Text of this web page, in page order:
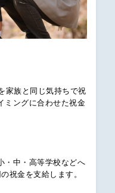
家族と同じ気持ちで祝
ミングに合わせた祝金
・中・高等学校などへ
祝金を支給します。